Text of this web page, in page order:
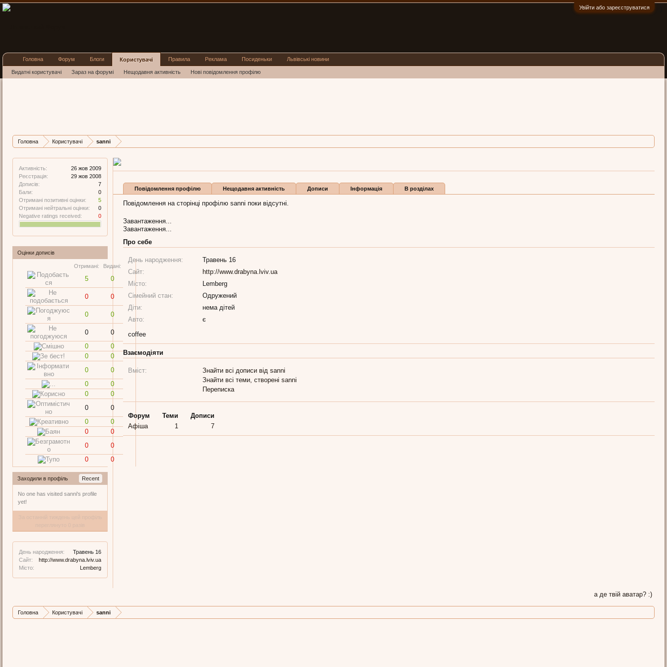
Увійти або зареєструватися
Головна Користувачі sanni
Активність:
26 жов 2009
Реєстрація:
29 жов 2008
Дописів:
7
Бали:
0
Отримані позитивні оцінки:
5
Отримані нейтральні оцінки:
0
Negative ratings received:
0
Оцінки дописів
Отримані: Видані:
5 0
0 0
0 0
0
0
0
0
0
0
0
0
0
0
0
0
0
0
0
0
0
0
0
0
0
0
Заходили в профіль Recent
No one has visited sanni's profile
yet!
День народження:
Травень 16
Сайт:
http://www.drabyna.lviv.ua
Місто:
Lemberg
Дописів
Карма Бали
Повідомлення профілю Нещодавня активність Дописи Інформація В розділах
Повідомлення на сторінці профілю sanni поки відсутні.
Завантаження...
Завантаження...
Про себе
День народження:
Травень 16
Сайт:
http://www.drabyna.lviv.ua
Місто:
Lemberg
Сімейний стан:
Одружений
Діти:
нема дітей
Авто:
є
coffee
Взаємодіяти
Вміст:
Знайти всі дописи від sanni
Знайти всі теми, створені sanni
Переписка
Форум Теми
Дописи
Афіша
1 7
а де твій аватар? :)
Головна Користувачі sanni
Головна Форум Блоги Користувачі
Видатні користувачі Зараз на форумі Нещодавня активність Нові повідомлення профілю
Правила Реклама Посиденьки Львівські новини